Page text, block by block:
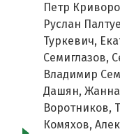
Петр
Руслан
Туркевич,
Семиглазов,
Владимир
Дашян,
Воротников,
Комяхов,